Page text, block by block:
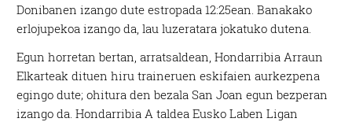
Donibanen izango dute estropada 12:25ean. Banakako
erlojupekoa izango da, lau luzeratara jokatuko dutena.
Egun horretan bertan, arratsaldean, Hondarribia Arraun
Elkarteak dituen hiru traineruen eskifaien aurkezpena
egingo dute; ohitura den bezala San Joan egun bezperan
izango da. Hondarribia A taldea Eusko Laben Ligan